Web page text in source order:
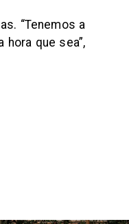
“Tenemos a
que sea”,